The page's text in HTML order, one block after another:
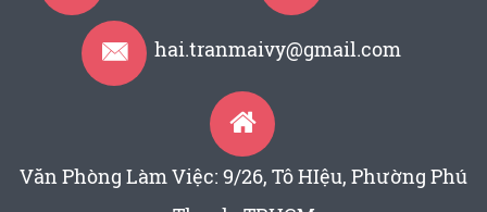
hai.tranmaivy@gmail.com
Văn Phòng Làm Việc: 9/26, Tô HIệu, Phường Phú